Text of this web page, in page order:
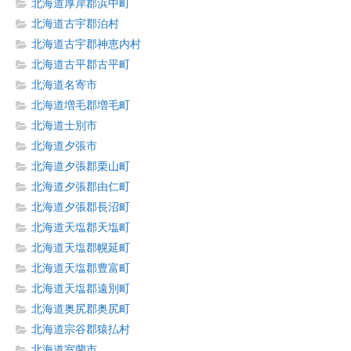
北海道厚岸郡浜中町
北海道古宇郡泊村
北海道古宇郡神恵内村
北海道古平郡古平町
北海道名寄市
北海道増毛郡増毛町
北海道士別市
北海道夕張市
北海道夕張郡栗山町
北海道夕張郡由仁町
北海道夕張郡長沼町
北海道天塩郡天塩町
北海道天塩郡幌延町
北海道天塩郡豊富町
北海道天塩郡遠別町
北海道奥尻郡奥尻町
北海道宗谷郡猿払村